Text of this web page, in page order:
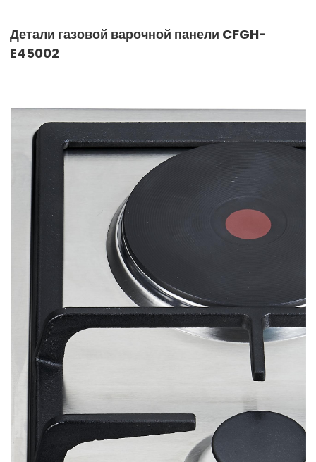
Детали газовой варочной панели CFGH-
E45002